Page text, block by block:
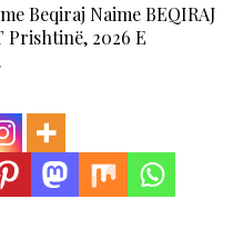
Beqiraj Naime BEQIRAJ
Prishtinë, 2026 E